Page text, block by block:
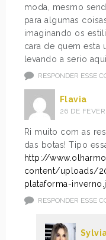
moda, mesmo
para algumas
imaginando os
cara de quem esta
levando a serio
RESPONDER ESSE
Flavia
26 DE
Ri muito com as
das botas! Tipo
http://
content/uploads/
plataforma-
RESPONDER ESSE